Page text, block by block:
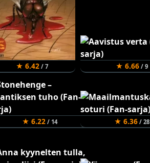
★ 6.42/ 7 ★ 6.66/ 9
★ 6.22/ 14 ★ 6.36/ 28